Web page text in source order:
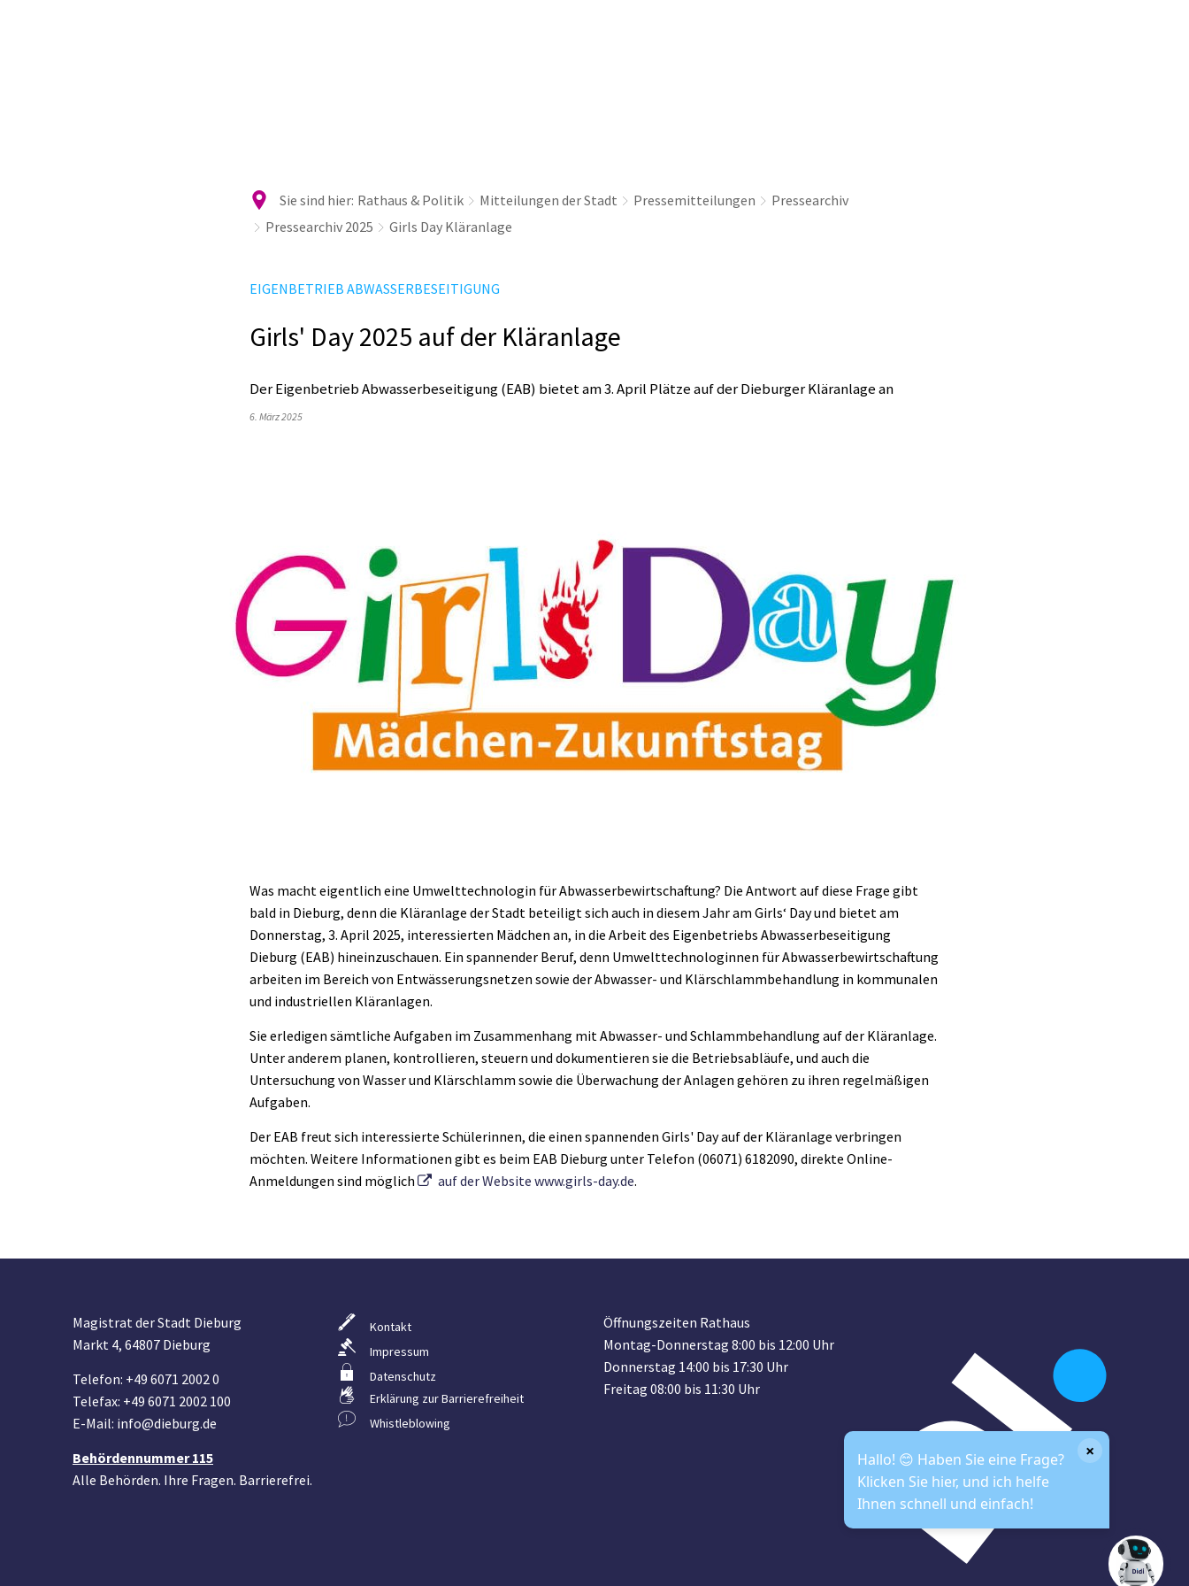
Sie sind hier: Rathaus & Politik Mitteilungen der Stadt Pressemitteilungen
Pressearchiv
Pressearchiv 2025
Girls Day Kläranlage
EIGENBETRIEB ABWASSERBESEITIGUNG
Girls' Day 2025 auf der Kläranlage
Der Eigenbetrieb Abwasserbeseitigung (EAB) bietet am 3. April Plätze auf der Dieburger Kläranlage an
6. März 2025
Was macht eigentlich eine Umwelttechnologin für Abwasserbewirtschaftung? Die Antwort auf diese Frage gibt
bald in Dieburg, denn die Kläranlage der Stadt beteiligt sich auch in diesem Jahr am Girls‘ Day und bietet am
Donnerstag, 3. April 2025, interessierten Mädchen an, in die Arbeit des Eigenbetriebs Abwasserbeseitigung
Dieburg (EAB) hineinzuschauen. Ein spannender Beruf, denn Umwelttechnologinnen für Abwasserbewirtschaftung
arbeiten im Bereich von Entwässerungsnetzen sowie der Abwasser- und Klärschlammbehandlung in kommunalen
und industriellen Kläranlagen.
Sie erledigen sämtliche Aufgaben im Zusammenhang mit Abwasser- und Schlammbehandlung auf der Kläranlage.
Unter anderem planen, kontrollieren, steuern und dokumentieren sie die Betriebsabläufe, und auch die
Untersuchung von Wasser und Klärschlamm sowie die Überwachung der Anlagen gehören zu ihren regelmäßigen
Aufgaben.
Der EAB freut sich interessierte Schülerinnen, die einen spannenden Girls' Day auf der Kläranlage verbringen
möchten. Weitere Informationen gibt es beim EAB Dieburg unter Telefon (06071) 6182090, direkte Online-
Anmeldungen sind möglich
auf der Website www.girls-day.de.
Magistrat der Stadt Dieburg
Markt 4, 64807 Dieburg
Telefon: +49 6071 2002 0
Telefax: +49 6071 2002 100
E-Mail: info@dieburg.de
Behördennummer 115
Alle Behörden. Ihre Fragen. Barrierefrei.
Kontakt
Impressum
Datenschutz
Erklärung zur Barrierefreiheit
Whistleblowing
Öffnungszeiten Rathaus
Montag-Donnerstag 8:00 bis 12:00 Uhr
Donnerstag 14:00 bis 17:30 Uhr
Freitag 08:00 bis 11:30 Uhr
Hallo! 😊 Haben Sie eine Frage?
Klicken Sie hier, und ich helfe
Ihnen schnell und einfach!
×